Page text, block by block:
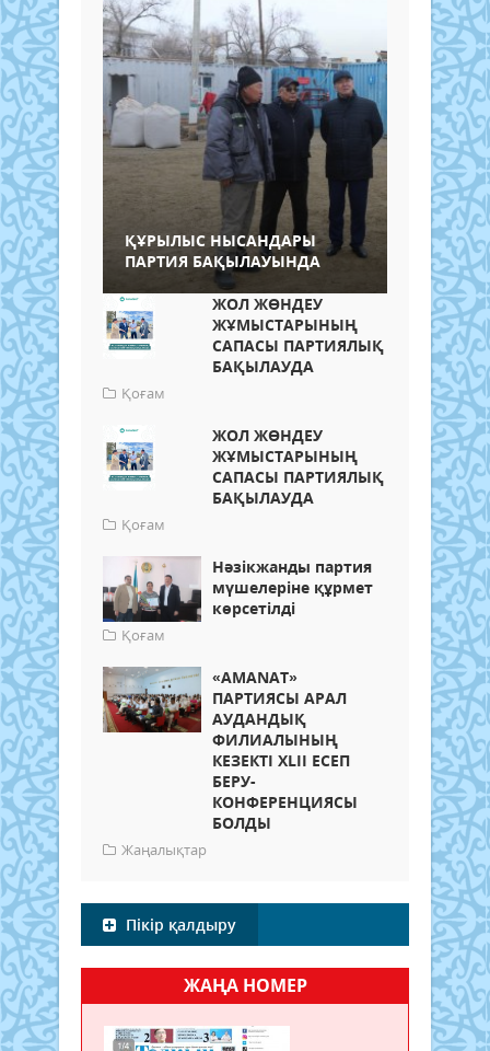
ҚҰРЫЛЫС НЫСАНДАРЫ
ПАРТИЯ БАҚЫЛАУЫНДА
ЖОЛ ЖӨНДЕУ
ЖҰМЫСТАРЫНЫҢ
САПАСЫ ПАРТИЯЛЫҚ
БАҚЫЛАУДА
Қоғам
ЖОЛ ЖӨНДЕУ
ЖҰМЫСТАРЫНЫҢ
САПАСЫ ПАРТИЯЛЫҚ
БАҚЫЛАУДА
Қоғам
Нәзікжанды партия
мүшелеріне құрмет
көрсетілді
Қоғам
«AMANAT»
ПАРТИЯСЫ АРАЛ
АУДАНДЫҚ
ФИЛИАЛЫНЫҢ
КЕЗЕКТІ XLII ЕСЕП
БЕРУ-
КОНФЕРЕНЦИЯСЫ
БОЛДЫ
Жаңалықтар
Пікір қалдыру
ЖАҢА НОМЕР